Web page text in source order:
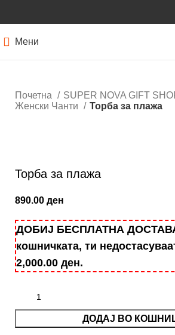
Мени
Почетна
SUPER NOVA GIFT
Женски Чанти
Торба за плажа
Торба за плажа
890.00 ден
ДОБИЈ БЕСПЛАТНА
кошничката, ти
2,000.00 ден.
ДОДАЈ ВО